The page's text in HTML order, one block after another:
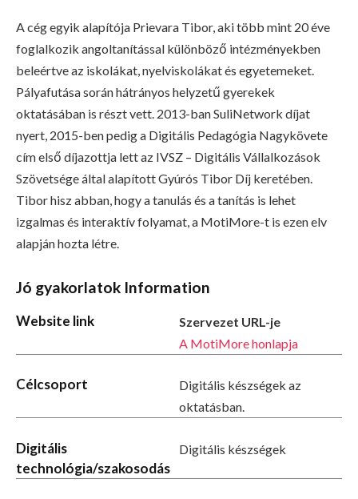
A cég egyik alapítója Prievara Tibor, aki több mint 20 éve
foglalkozik angoltanítással különböző intézményekben
beleértve az iskolákat, nyelviskolákat és egyetemeket.
Pályafutása során hátrányos helyzetű gyerekek
oktatásában is részt vett. 2013-ban SuliNetwork díjat
nyert, 2015-ben pedig a Digitális Pedagógia Nagykövete
cím első díjazottja lett az IVSZ – Digitális Vállalkozások
Szövetsége által alapított Gyúrós Tibor Díj keretében.
Tibor hisz abban, hogy a tanulás és a tanítás is lehet
izgalmas és interaktív folyamat, a MotiMore-t is ezen elv
alapján hozta létre.
Jó gyakorlatok Information
Website link
Szervezet URL-je
A MotiMore honlapja
Célcsoport
Digitális készségek az
oktatásban.
Digitális
technológia/szakosodás
Digitális készségek